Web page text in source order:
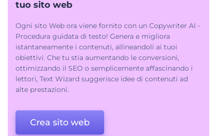
tuo sito web
Ogni sito Web ora viene fornito con un Copywriter AI -
Procedura guidata di testo! Genera e migliora
istantaneamente i contenuti, allineandoli ai tuoi
obiettivi. Che tu stia aumentando le conversioni,
ottimizzando il SEO o semplicemente affascinando i
lettori, Text Wizard suggerisce idee di contenuti ad
alte prestazioni.
Crea sito web